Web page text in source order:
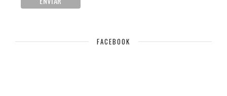
FACEBOOK